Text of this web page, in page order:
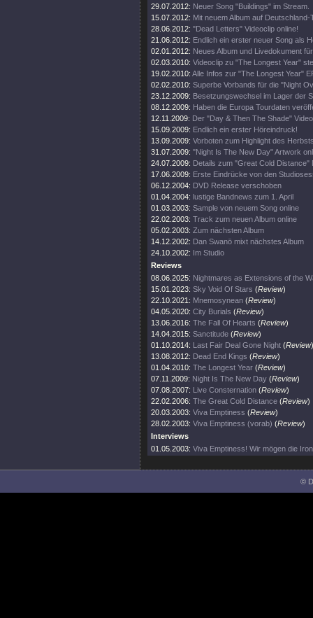
29.07.2012: Neuer Song "Buildings" im Stream.
15.07.2012: Mit neuem Album auf Deutschland-
28.06.2012: "Dead Letters" Videoclip online!
21.06.2012: Endlich ein erster neuer Song als
02.01.2012: Neues Album und Livedokument
02.03.2010: Videoclip zu "The Longest Year"
19.02.2010: Alle Infos zur "The Longest Year"
02.02.2010: Superbe Vorbands für die "Night
23.12.2009: Besetzungswechsel im Lager der
08.12.2009: Haben die Europa Tourdaten
12.11.2009: Der "Day & Then The Shade"
15.09.2009: Endlich ein erster Höreindruck!
13.09.2009: Vorboten zum Highlight des
31.07.2009: "Night Is The New Day" Artwork
24.07.2009: Details zum "Great Cold Distance"
17.06.2009: Erste Eindrücke von den
06.12.2004: DVD Release verschoben
01.04.2004: lustige Bandnews zum 1. April
01.03.2003: Sample von neuem Song online
22.02.2003: Track zum neuen Album online
05.02.2003: Zum nächsten Album
14.12.2002: Dan Swanö mixt nächstes Album
24.10.2002: Im Studio
Reviews
08.06.2025: Nightmares as Extensions of the
15.01.2023: Sky Void Of Stars (Review)
22.10.2021: Mnemosynean (Review)
04.05.2020: City Burials (Review)
13.06.2016: The Fall Of Hearts (Review)
14.04.2015: Sanctitude (Review)
01.10.2014: Last Fair Deal Gone Night (Review)
13.08.2012: Dead End Kings (Review)
01.04.2010: The Longest Year (Review)
07.11.2009: Night Is The New Day (Review)
07.08.2007: Live Consternation (Review)
22.02.2006: The Great Cold Distance (Review)
20.03.2003: Viva Emptiness (Review)
28.02.2003: Viva Emptiness (vorab) (Review)
Interviews
01.05.2003: Viva Emptiness! Wir mögen die
©